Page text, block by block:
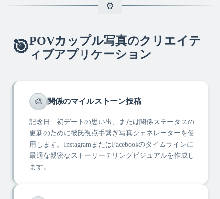
🎯POVカップル写真のクリエイテ
ィブアプリケーション
🎨 関係のマイルストーン投稿
記念日、初デートの思い出、または関係ステータスの
更新のために彼氏視点手繋ぎ写真ジェネレーターを使
用します。InstagramまたはFacebookのタイムラインに
最適な親密なストーリーテリングビジュアルを作成し
ます。